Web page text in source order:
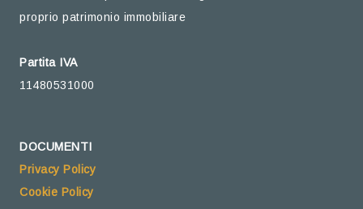
proprio patrimonio immobiliare
Partita IVA
11480531000
DOCUMENTI
Privacy Policy
Cookie Policy